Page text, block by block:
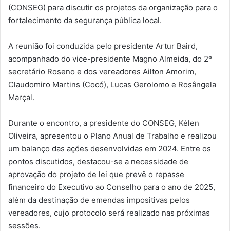
(CONSEG) para discutir os projetos da organização para o
fortalecimento da segurança pública local.
A reunião foi conduzida pelo presidente Artur Baird,
acompanhado do vice-presidente Magno Almeida, do 2º
secretário Roseno e dos vereadores Ailton Amorim,
Claudomiro Martins (Cocó), Lucas Gerolomo e Rosângela
Marçal.
Durante o encontro, a presidente do CONSEG, Kélen
Oliveira, apresentou o Plano Anual de Trabalho e realizou
um balanço das ações desenvolvidas em 2024. Entre os
pontos discutidos, destacou-se a necessidade de
aprovação do projeto de lei que prevê o repasse
financeiro do Executivo ao Conselho para o ano de 2025,
além da destinação de emendas impositivas pelos
vereadores, cujo protocolo será realizado nas próximas
sessões.